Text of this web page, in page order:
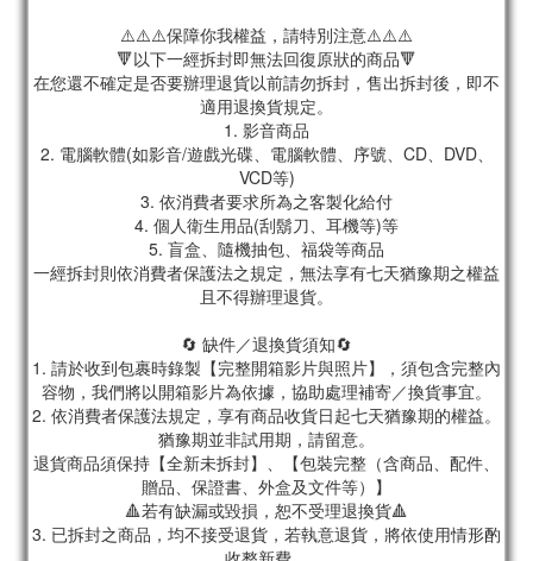
⚠️⚠️⚠️保障你我權益，請特別注意⚠️⚠️⚠️
🔻以下一經拆封即無法回復原狀的商品🔻
在您還不確定是否要辦理退貨以前請勿拆封，售出拆封後，即不
適用退換貨規定。
1. 影音商品
2. 電腦軟體(如影音/遊戲光碟、電腦軟體、序號、CD、DVD、
VCD等)
3. 依消費者要求所為之客製化給付
4. 個人衛生用品(刮鬍刀、耳機等)等
5. 盲盒、隨機抽包、福袋等商品
一經拆封則依消費者保護法之規定，無法享有七天猶豫期之權益
且不得辦理退貨。
🔄 缺件／退換貨須知🔄
1. 請於收到包裹時錄製【完整開箱影片與照片】，須包含完整內
容物，我們將以開箱影片為依據，協助處理補寄／換貨事宜。
2. 依消費者保護法規定，享有商品收貨日起七天猶豫期的權益。
猶豫期並非試用期，請留意。
退貨商品須保持【全新未拆封】、【包裝完整（含商品、配件、
贈品、保證書、外盒及文件等）】
🔺若有缺漏或毀損，恕不受理退換貨🔺
3. 已拆封之商品，均不接受退貨，若執意退貨，將依使用情形酌